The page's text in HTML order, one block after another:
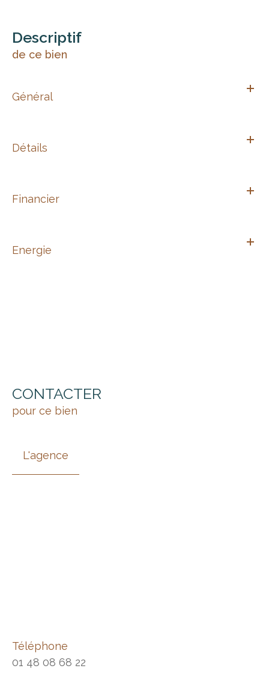
descriptif
de ce bien
Général
Détails
Financier
Energie
CONTACTER
pour ce bien
L'agence
Téléphone
01 48 08 68 22